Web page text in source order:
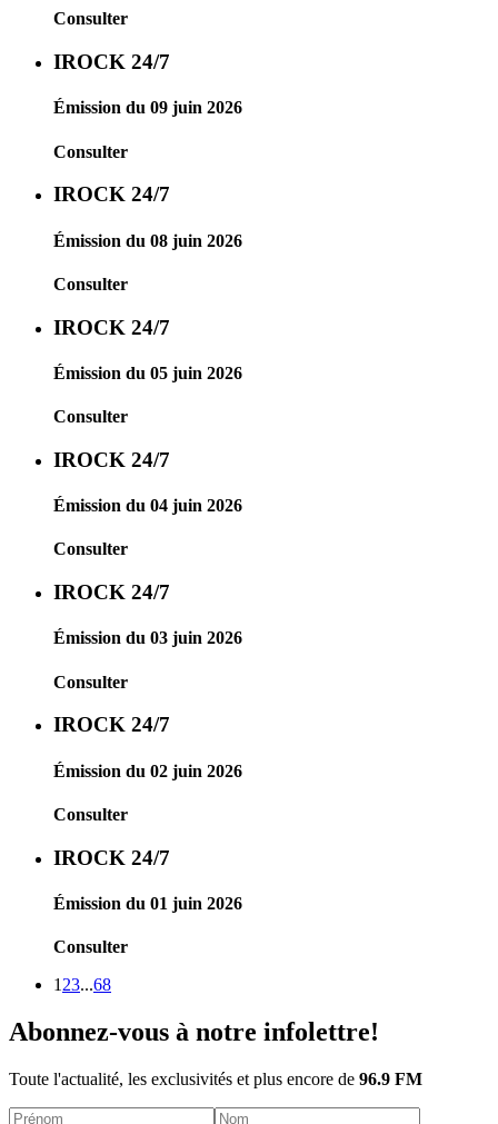
Consulter
IROCK 24/7
Émission du 09 juin 2026
Consulter
IROCK 24/7
Émission du 08 juin 2026
Consulter
IROCK 24/7
Émission du 05 juin 2026
Consulter
IROCK 24/7
Émission du 04 juin 2026
Consulter
IROCK 24/7
Émission du 03 juin 2026
Consulter
IROCK 24/7
Émission du 02 juin 2026
Consulter
IROCK 24/7
Émission du 01 juin 2026
Consulter
1 23...68
Abonnez-vous à notre infolettre!
Toute l'actualité, les exclusivités et plus encore de 96.9 FM